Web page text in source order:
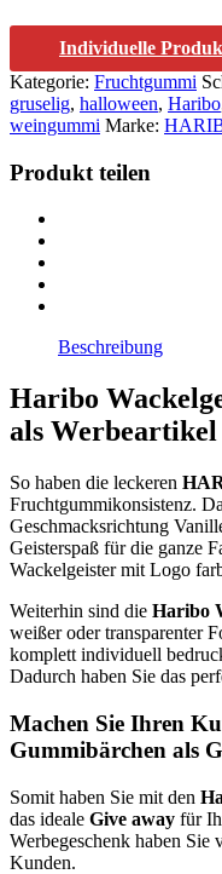
Individuelle
Kategorie: Fruchtgummi
gruselig, halloween, Haribo
weingummi Marke:
Produkt teilen
Beschreibung
Haribo
als Werbeartikel
So haben die leckeren
Fruchtgummikonsistenz.
Geschmacksrichtung
Geisterspaß für die ganze
Wackelgeister mit Logo
Weiterhin sind die Haribo
weißer oder transparenter
komplett individuell
Dadurch haben Sie das
Machen Sie Ihren
Gummibärchen als
Somit haben Sie mit den
das ideale Give away für
Werbegeschenk haben
Kunden.